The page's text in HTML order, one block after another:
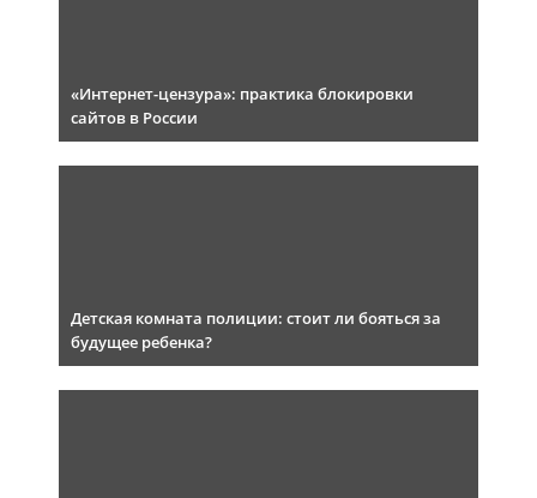
«Интернет-цензура»: практика блокировки
сайтов в России
Детская комната полиции: стоит ли бояться за
будущее ребенка?